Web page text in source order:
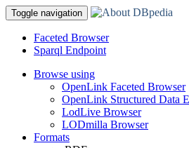
Toggle navigation
Faceted Browser
Sparql Endpoint
Browse using
OpenLink Faceted Browser
OpenLink Structured Data
LodLive Browser
LODmilla Browser
Formats